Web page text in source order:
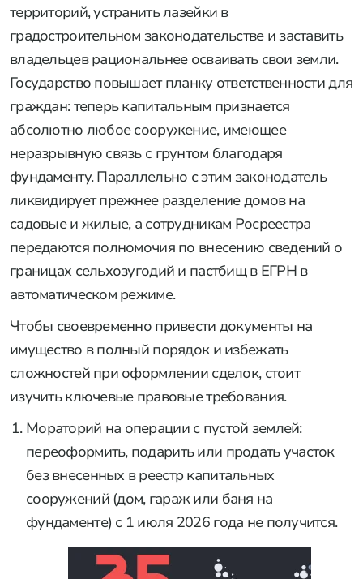
территорий, устранить лазейки в
градостроительном законодательстве и заставить
владельцев рациональнее осваивать свои земли.
Государство повышает планку ответственности для
граждан: теперь капитальным признается
абсолютно любое сооружение, имеющее
неразрывную связь с грунтом благодаря
фундаменту. Параллельно с этим законодатель
ликвидирует прежнее разделение домов на
садовые и жилые, а сотрудникам Росреестра
передаются полномочия по внесению сведений о
границах сельхозугодий и пастбищ в ЕГРН в
автоматическом режиме.
Чтобы своевременно привести документы на
имущество в полный порядок и избежать
сложностей при оформлении сделок, стоит
изучить ключевые правовые требования.
Мораторий на операции с пустой землей:
переоформить, подарить или продать участок
без внесенных в реестр капитальных
сооружений (дом, гараж или баня на
фундаменте) с 1 июля 2026 года не получится.